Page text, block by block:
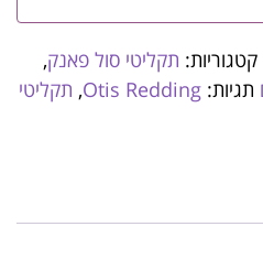
קטגוריות: תקליטי סול פאנק,
תגיות: Otis Redding
, תקליטי